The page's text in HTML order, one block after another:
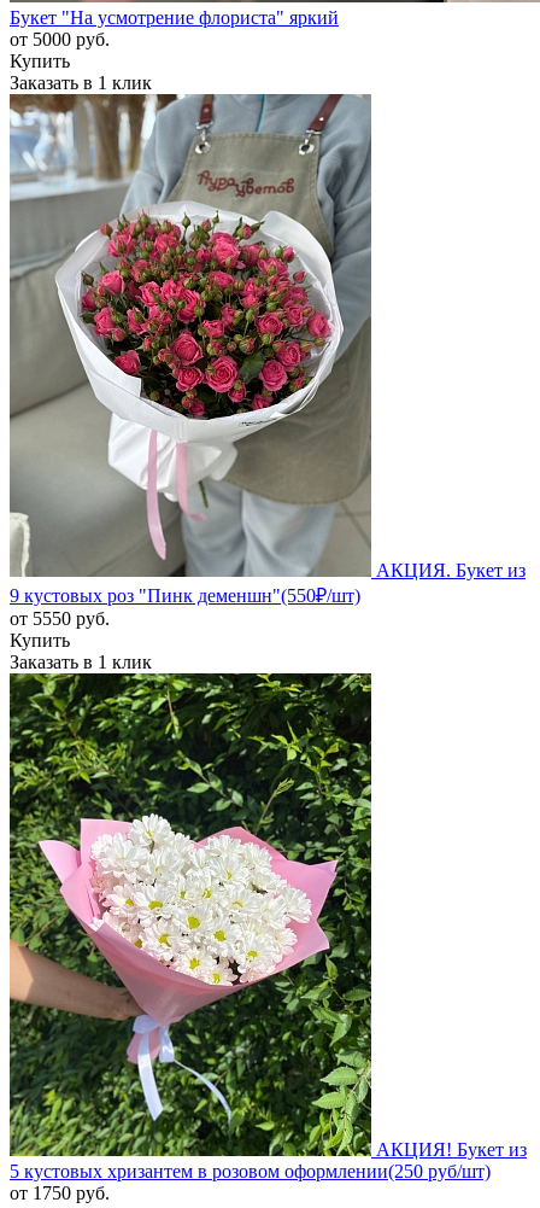
Букет "На усмотрение флориста" яркий
от 5000 руб.
Купить
Заказать в 1 клик
АКЦИЯ. Букет из
9 кустовых роз "Пинк деменшн"(550₽/шт)
от 5550 руб.
Купить
Заказать в 1 клик
АКЦИЯ! Букет из
5 кустовых хризантем в розовом оформлении(250 руб/шт)
от 1750 руб.